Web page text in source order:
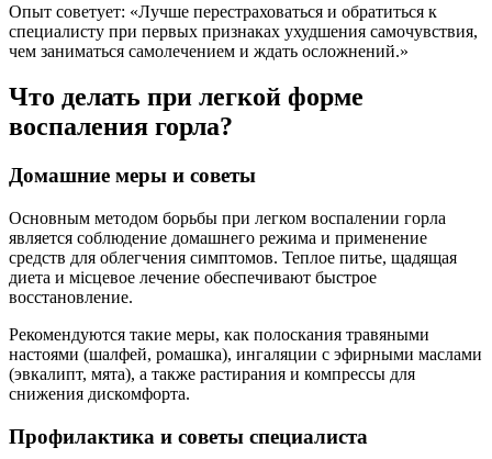
Опыт советует: «Лучше перестраховаться и обратиться к
специалисту при первых признаках ухудшения самочувствия,
чем заниматься самолечением и ждать осложнений.»
Что делать при легкой форме
воспаления горла?
Домашние меры и советы
Основным методом борьбы при легком воспалении горла
является соблюдение домашнего режима и применение
средств для облегчения симптомов. Теплое питье, щадящая
диета и місцевое лечение обеспечивают быстрое
восстановление.
Рекомендуются такие меры, как полоскания травяными
настоями (шалфей, ромашка), ингаляции с эфирными маслами
(эвкалипт, мята), а также растирания и компрессы для
снижения дискомфорта.
Профилактика и советы специалиста